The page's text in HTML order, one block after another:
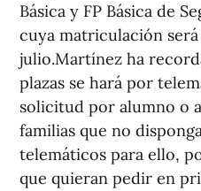
Básica y FP Básica de
cuya matriculación será
julio.Martínez ha
plazas se hará por
solicitud por alumno o
familias que no
telemáticos para ello,
que quieran pedir en